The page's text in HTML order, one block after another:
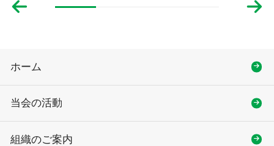
ホーム
当会の活動
組織のご案内